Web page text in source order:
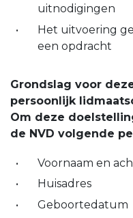
uitnodigingen
Het uitvoering
een opdracht
Grondslag voor
persoonlijk
Om deze
de NVD volgende
Voornaam en
Huisadres
Geboortedatum